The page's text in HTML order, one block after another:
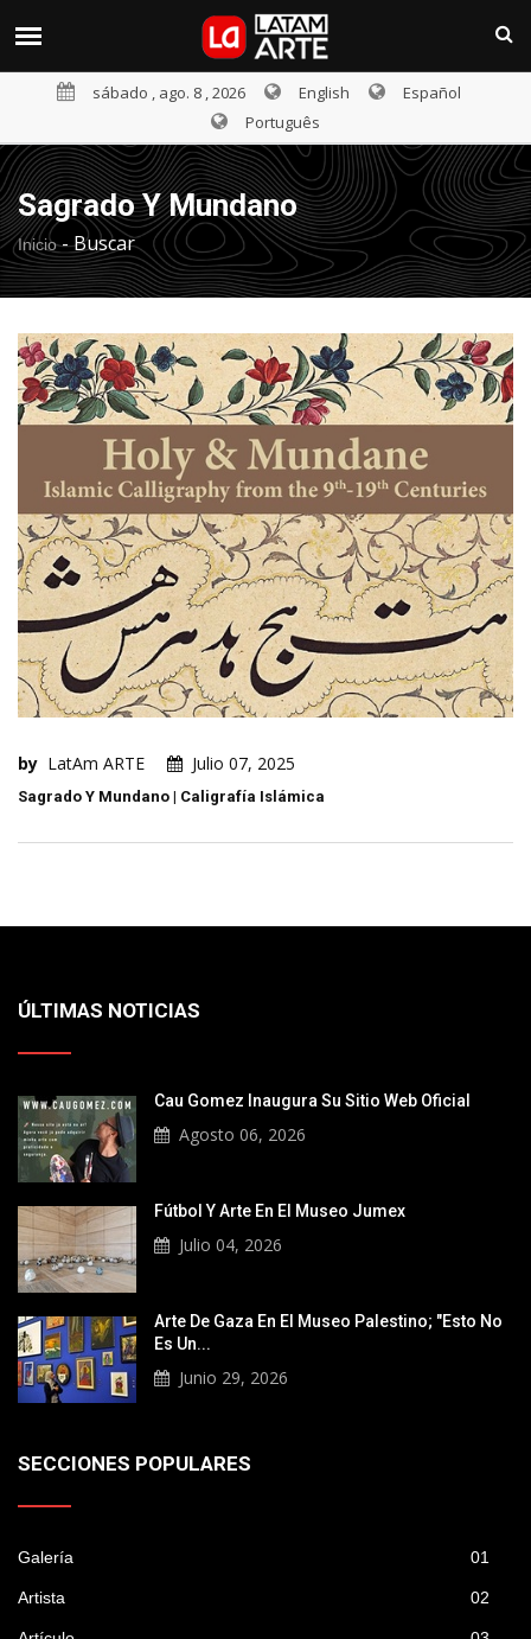
sábado , ago. 8 , 2026 English
Español
Português
Sagrado Y Mundano
Inicio-Buscar
by LatAm ARTE Julio 07, 2025
Sagrado Y Mundano | Caligrafía Islámica
ÚLTIMAS NOTICIAS
Cau Gomez Inaugura Su Sitio Web Oficial
Agosto 06, 2026
Fútbol Y Arte En El Museo Jumex
Julio 04, 2026
Arte De Gaza En El Museo Palestino; "Esto No
Es Un...
Junio 29, 2026
SECCIONES POPULARES
Galería 01
Artista 02